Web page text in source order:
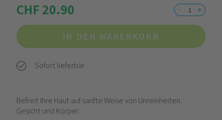
CHF 20.90
IN DEN WARENKORB
Sofort lieferbar
Befreit Ihre Haut auf sanfte Weise von Unreinheiten.
Gesicht und Körper.